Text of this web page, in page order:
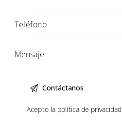
Acepto la política de privacidad